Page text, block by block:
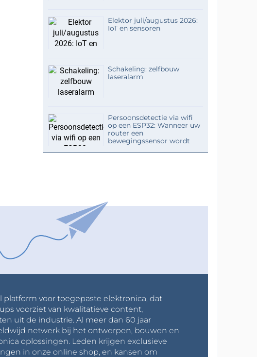
Elektor juli/augustus 2026:
IoT en sensoren
Schakeling: zelfbouw
laseralarm
Persoonsdetectie via wifi
op een ESP32: Wanneer uw
router een
bewegingssensor wordt
platform voor toegepaste elektronica, dat
voorziet van kwalitatieve content,
uit de industrie. Al meer dan 60 jaar
netwerk bij het ontwerpen, bouwen en
oplossingen. Leden krijgen exclusieve
in onze online shop, en kansen om